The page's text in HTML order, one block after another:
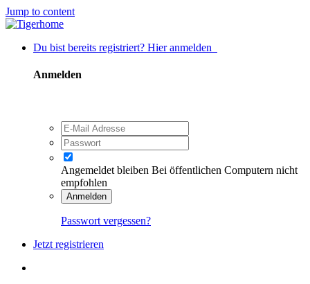
Jump to content
Du bist bereits registriert? Hier anmelden
Anmelden
Angemeldet bleiben Bei öffentlichen Computern nicht
empfohlen
Anmelden
Passwort vergessen?
Jetzt registrieren